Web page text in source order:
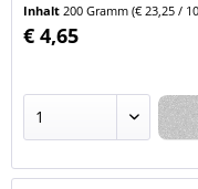
Inhalt 200 Gramm(€ 23,25 /
€ 4,65